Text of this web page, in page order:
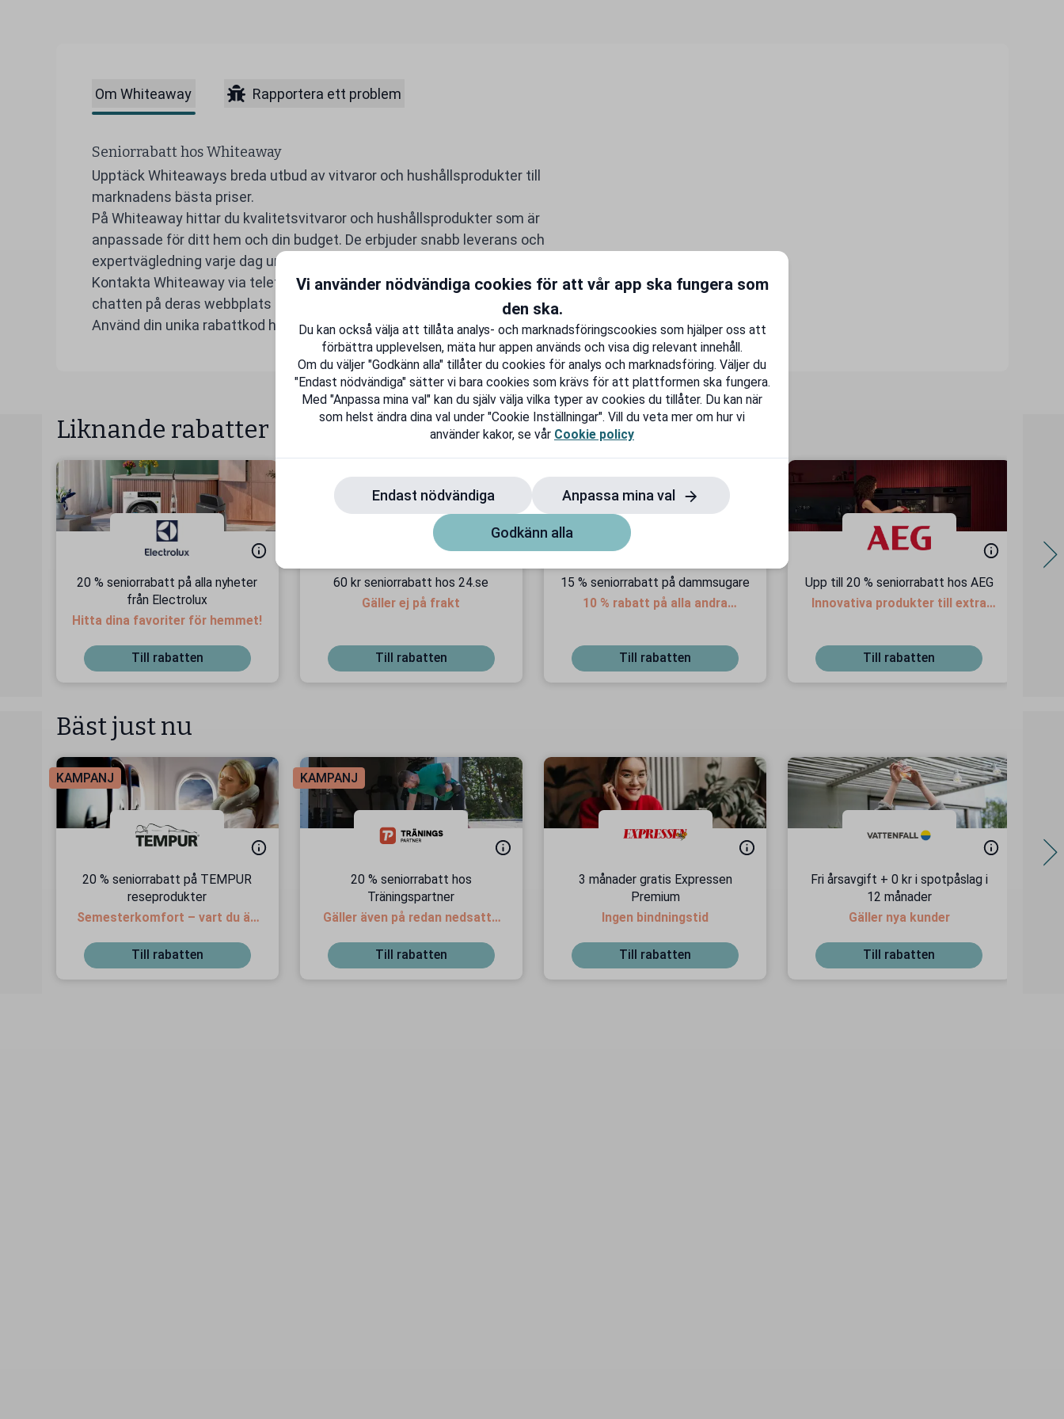
Om Whiteaway Rapportera ett problem
Seniorrabatt hos Whiteaway
Upptäck Whiteaways breda utbud av vitvaror och hushållsprodukter till
marknadens bästa priser.
På Whiteaway hittar du kvalitetsvitvaror och hushållsprodukter som är
anpassade för ditt hem och din budget. De erbjuder snabb leverans och
expertvägledning varje dag under veckan.
Kontakta Whiteaway via telefon på 0770-17 10 17, info@whiteaway.se eller
chatten på deras webbplats för att säkerställa att du gör det bästa valet!
Använd din unika rabattkod hos Whiteaway och livet efter 55 lite rikare.
Liknande rabatter
20 % seniorrabatt på alla nyheter
från Electrolux
Hitta dina favoriter för hemmet!
Till rabatten
60 kr seniorrabatt hos 24.se
Gäller ej på frakt
Till rabatten
15 % seniorrabatt på dammsugare
10 % rabatt på alla andra
Till rabatten
Upp till 20 % seniorrabatt hos AEG
Innovativa produkter till extra
Till rabatten
Bäst just nu
KAMPANJ
20 % seniorrabatt på TEMPUR
reseprodukter
Semesterkomfort – vart du än
Till rabatten
KAMPANJ
20 % seniorrabatt hos
Träningspartner
Gäller även på redan nedsatta
Till rabatten
3 månader gratis Expressen
Premium
Ingen bindningstid
Till rabatten
Fri årsavgift + 0 kr i spotpåslag i
12 månader
Gäller nya kunder
Till rabatten
Vi använder nödvändiga cookies för att vår app ska fungera som
den ska.
Du kan också välja att tillåta analys- och marknadsföringscookies som hjälper oss att
förbättra upplevelsen, mäta hur appen används och visa dig relevant innehåll.
Om du väljer "Godkänn alla" tillåter du cookies för analys och marknadsföring. Väljer du
"Endast nödvändiga" sätter vi bara cookies som krävs för att plattformen ska fungera.
Med "Anpassa mina val" kan du själv välja vilka typer av cookies du tillåter. Du kan när
som helst ändra dina val under "Cookie Inställningar". Vill du veta mer om hur vi
använder kakor, se vår Cookie policy
Endast nödvändiga Anpassa mina val
Godkänn alla